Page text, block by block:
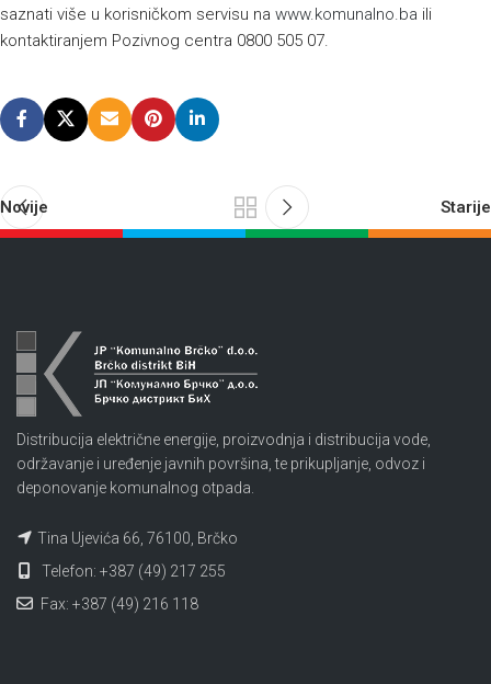
saznati više u korisničkom servisu na www.komunalno.ba ili
kontaktiranjem Pozivnog centra 0800 505 07.
Novije Starije
Distribucija električne energije, proizvodnja i distribucija vode,
održavanje i uređenje javnih površina, te prikupljanje, odvoz i
deponovanje komunalnog otpada.
Tina Ujevića 66, 76100, Brčko
Telefon: +387 (49) 217 255
Fax: +387 (49) 216 118